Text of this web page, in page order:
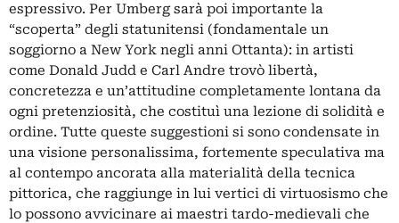
espressivo. Per Umberg sarà poi importante la
“scoperta” degli statunitensi (fondamentale un
soggiorno a New York negli anni Ottanta): in artisti
come Donald Judd e Carl Andre trovò libertà,
concretezza e un’attitudine completamente lontana da
ogni pretenziosità, che costituì una lezione di solidità e
ordine. Tutte queste suggestioni si sono condensate in
una visione personalissima, fortemente speculativa ma
al contempo ancorata alla materialità della tecnica
pittorica, che raggiunge in lui vertici di virtuosismo che
lo possono avvicinare ai maestri tardo-medievali che